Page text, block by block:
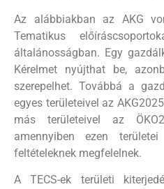
Az alábbiakban az AKG
Tematikus
általánosságban. Egy
Kérelmet nyújthat be,
szerepelhet. Továbbá a
egyes területeivel az
más területeivel az
amennyiben ezen
feltételeknek megfelelnek.
A TECS-ek területi